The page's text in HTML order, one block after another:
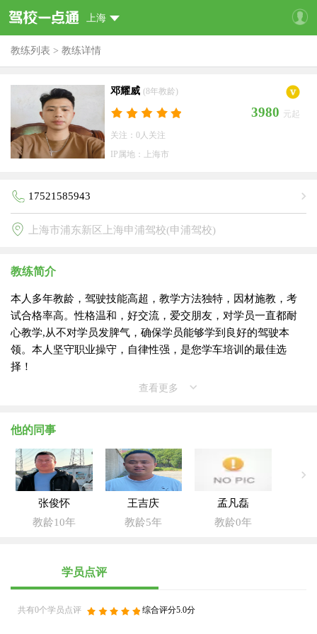
上海
教练列表 > 教练详情
邓耀威 (8年教龄)
3980 元起
关注：0人关注
IP属地：上海市
17521585943
上海市浦东新区上海申浦驾校(申浦驾校)
教练简介
本人多年教龄，驾驶技能高超，教学方法独特，因材施教，考
试合格率高。性格温和，好交流，爱交朋友，对学员一直都耐
心教学,从不对学员发脾气，确保学员能够学到良好的驾驶本
领。本人坚守职业操守，自律性强，是您学车培训的最佳选
择！
查看更多
他的同事
张俊怀
教龄10年
王吉庆
教龄5年
孟凡磊
教龄0年
学员点评
共有0个学员点评 综合评分5.0分